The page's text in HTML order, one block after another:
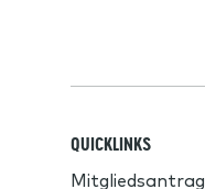
QUICKLINKS
Mitgliedsantrag